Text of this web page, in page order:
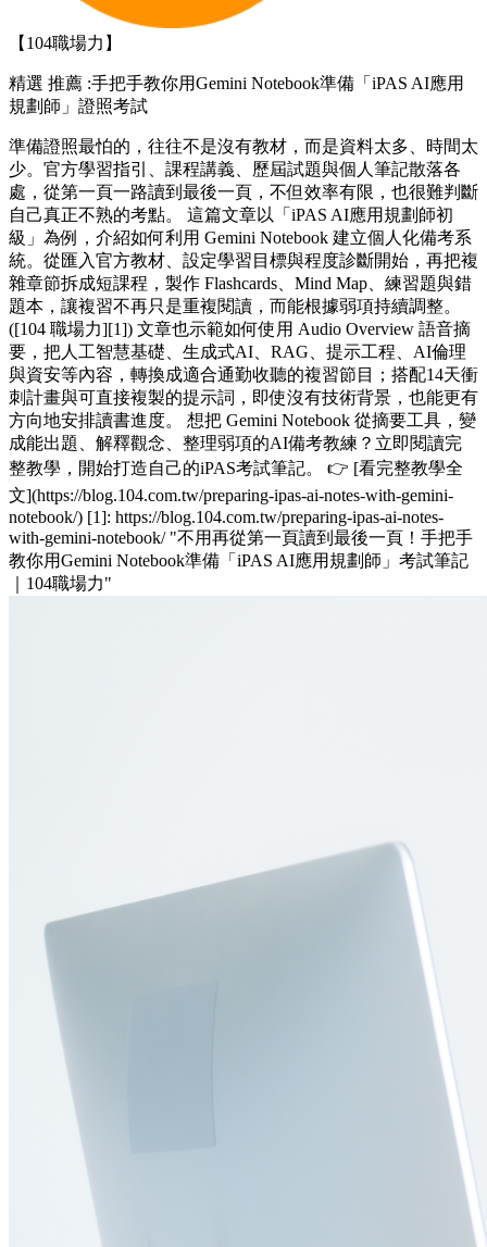
【104職場力】
精選 推薦 :手把手教你用Gemini Notebook準備「iPAS AI應用
規劃師」證照考試
準備證照最怕的，往往不是沒有教材，而是資料太多、時間太
少。官方學習指引、課程講義、歷屆試題與個人筆記散落各
處，從第一頁一路讀到最後一頁，不但效率有限，也很難判斷
自己真正不熟的考點。 這篇文章以「iPAS AI應用規劃師初
級」為例，介紹如何利用 Gemini Notebook 建立個人化備考系
統。從匯入官方教材、設定學習目標與程度診斷開始，再把複
雜章節拆成短課程，製作 Flashcards、Mind Map、練習題與錯
題本，讓複習不再只是重複閱讀，而能根據弱項持續調整。
([104 職場力][1]) 文章也示範如何使用 Audio Overview 語音摘
要，把人工智慧基礎、生成式AI、RAG、提示工程、AI倫理
與資安等內容，轉換成適合通勤收聽的複習節目；搭配14天衝
刺計畫與可直接複製的提示詞，即使沒有技術背景，也能更有
方向地安排讀書進度。 想把 Gemini Notebook 從摘要工具，變
成能出題、解釋觀念、整理弱項的AI備考教練？立即閱讀完
整教學，開始打造自己的iPAS考試筆記。 👉 [看完整教學全
文](https://blog.104.com.tw/preparing-ipas-ai-notes-with-gemini-
notebook/) [1]: https://blog.104.com.tw/preparing-ipas-ai-notes-
with-gemini-notebook/ "不用再從第一頁讀到最後一頁！手把手
教你用Gemini Notebook準備「iPAS AI應用規劃師」考試筆記
｜104職場力"